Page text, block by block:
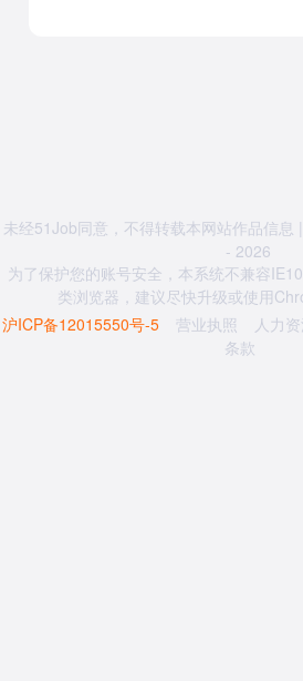
未经51Job同意，不得转载本网站作品信
- 2026
为了保护您的账号安全，本系统不兼容
类浏览器，建议尽快升级或使用
沪ICP备12015550号-5
营业执照 人力
条款